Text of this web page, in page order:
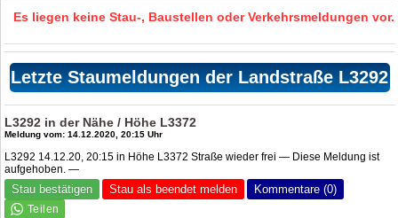
Es liegen keine Stau-, Baustellen oder Verkehrsmeldungen vor.
Letzte Staumeldungen der Landstraße L3292
L3292 in der Nähe / Höhe L3372
Meldung vom: 14.12.2020, 20:15 Uhr
L3292 14.12.20, 20:15 in Höhe L3372 Straße wieder frei — Diese Meldung ist
aufgehoben. —
Stau bestätigen Stau als beendet melden Kommentare (0)